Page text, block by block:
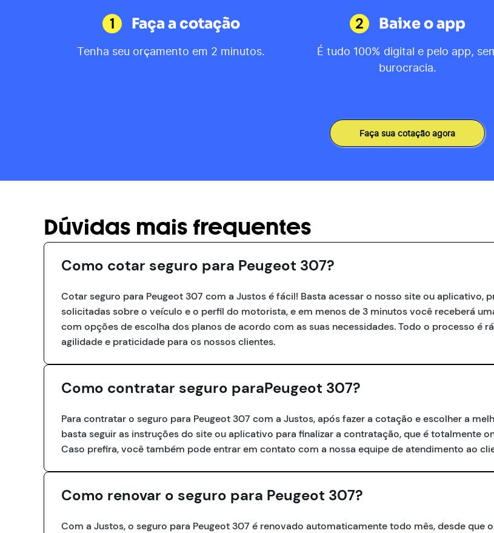
1 Faça a cotação
Tenha seu orçamento em 2 minutos.
2 Baixe o app
É tudo 100% digital e pelo app,
burocracia.
Faça sua cotação agora
Dúvidas mais frequentes
Como cotar seguro para Peugeot 307?
Cotar seguro para Peugeot 307 com a Justos é fácil! Basta acessar o nosso site ou aplicativo,
solicitadas sobre o veículo e o perfil do motorista, e em menos de 3 minutos você receberá
com opções de escolha dos planos de acordo com as suas necessidades. Todo o processo é
agilidade e praticidade para os nossos clientes.
Como contratar seguro paraPeugeot 307?
Para contratar o seguro para Peugeot 307 com a Justos, após fazer a cotação e escolher a
basta seguir as instruções do site ou aplicativo para finalizar a contratação, que é totalmente
Caso prefira, você também pode entrar em contato com a nossa equipe de atendimento ao
Como renovar o seguro para Peugeot 307?
Com a Justos, o seguro para Peugeot 307 é renovado automaticamente todo mês, desde que